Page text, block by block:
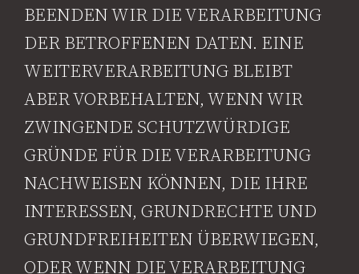
BEENDEN WIR DIE VERARBEITUNG
DER BETROFFENEN DATEN. EINE
WEITERVERARBEITUNG BLEIBT
ABER VORBEHALTEN, WENN WIR
ZWINGENDE SCHUTZWÜRDIGE
GRÜNDE FÜR DIE VERARBEITUNG
NACHWEISEN KÖNNEN, DIE IHRE
INTERESSEN, GRUNDRECHTE UND
GRUNDFREIHEITEN ÜBERWIEGEN,
ODER WENN DIE VERARBEITUNG